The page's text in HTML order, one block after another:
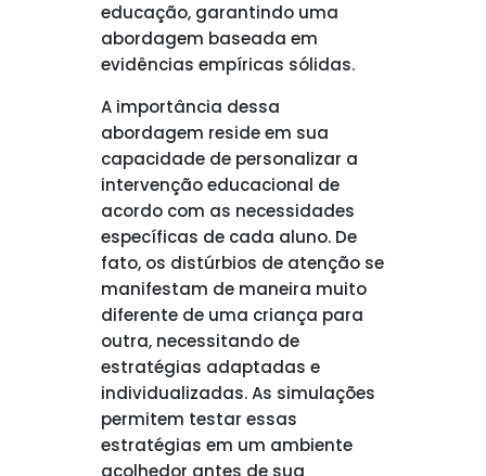
educação, garantindo uma
abordagem baseada em
evidências empíricas sólidas.
A importância dessa
abordagem reside em sua
capacidade de personalizar a
intervenção educacional de
acordo com as necessidades
específicas de cada aluno. De
fato, os distúrbios de atenção se
manifestam de maneira muito
diferente de uma criança para
outra, necessitando de
estratégias adaptadas e
individualizadas. As simulações
permitem testar essas
estratégias em um ambiente
acolhedor antes de sua